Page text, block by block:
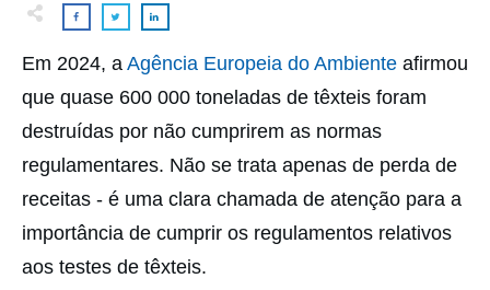
Em 2024, a Agência Europeia do Ambiente afirmou
que quase 600 000 toneladas de têxteis foram
destruídas por não cumprirem as normas
regulamentares. Não se trata apenas de perda de
receitas - é uma clara chamada de atenção para a
importância de cumprir os regulamentos relativos
aos testes de têxteis.